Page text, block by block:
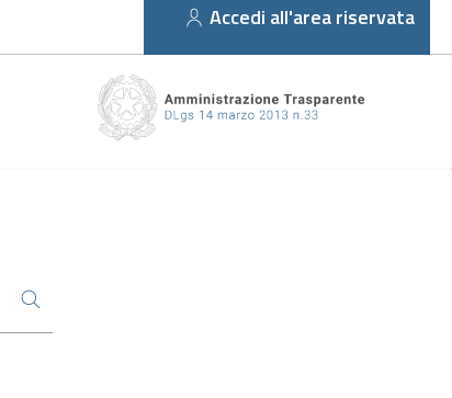
Accedi all'area riservata